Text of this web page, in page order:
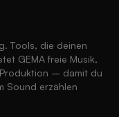
Tools, die deinen
GEMA freie Musik,
– damit du
Sound erzählen